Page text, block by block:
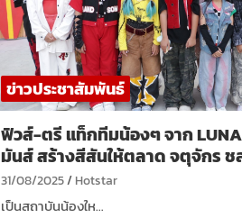
ข่าวประชาสัมพันธ์
ฟิวส์-ตรี แท็กทีมน้องๆ จาก
มันส์ สร้างสีสันให้ตลาด จตุจักร ช
31/08/2025 Hotstar
เป็นสถาบันน้องให…